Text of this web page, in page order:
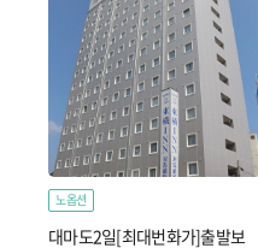
노옵션
대마도2일[최대번화가]출발보